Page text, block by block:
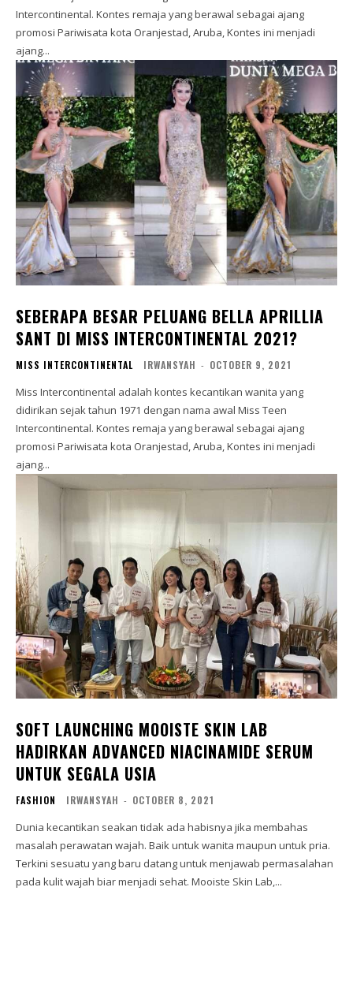
Intercontinental. Kontes remaja yang berawal sebagai ajang
promosi Pariwisata kota Oranjestad, Aruba, Kontes ini menjadi
ajang...
SEBERAPA BESAR PELUANG BELLA APRILLIA
SANT DI MISS INTERCONTINENTAL 2021?
MISS INTERCONTINENTAL IRWANSYAH - OCTOBER 9, 2021
Miss Intercontinental adalah kontes kecantikan wanita yang
didirikan sejak tahun 1971 dengan nama awal Miss Teen
Intercontinental. Kontes remaja yang berawal sebagai ajang
promosi Pariwisata kota Oranjestad, Aruba, Kontes ini menjadi
ajang...
SOFT LAUNCHING MOOISTE SKIN LAB
HADIRKAN ADVANCED NIACINAMIDE SERUM
UNTUK SEGALA USIA
FASHION IRWANSYAH - OCTOBER 8, 2021
Dunia kecantikan seakan tidak ada habisnya jika membahas
masalah perawatan wajah. Baik untuk wanita maupun untuk pria.
Terkini sesuatu yang baru datang untuk menjawab permasalahan
pada kulit wajah biar menjadi sehat. Mooiste Skin Lab,...